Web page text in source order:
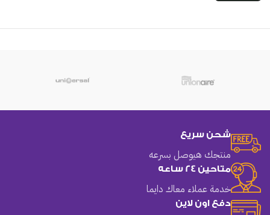
شحن سريع
منتجك هيوصل بسرعه
متاحين 24 ساعه
خدمة عملاء معاك دايما
دفع اون لاين